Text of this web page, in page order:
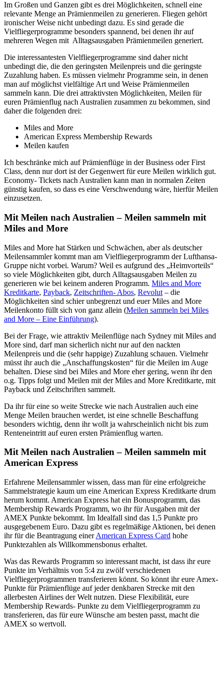
Im Großen und Ganzen gibt es drei Möglichkeiten, schnell eine
relevante Menge an Prämienmeilen zu generieren. Fliegen gehört
ironischer Weise nicht unbedingt dazu. Es sind gerade die
Vielfliegerprogramme besonders spannend, bei denen ihr auf
mehreren Wegen mit Alltagsausgaben Prämienmeilen generiert.
Die interessantesten Vielfliegerprogramme sind daher nicht
unbedingt die, die den geringsten Meilenpreis und die geringste
Zuzahlung haben. Es müssen vielmehr Programme sein, in denen
man auf möglichst vielfältige Art und Weise Prämienmeilen
sammeln kann. Die drei attraktivsten Möglichkeiten, Meilen für
euren Prämienflug nach Australien zusammen zu bekommen, sind
daher die folgenden drei:
Miles and More
American Express Membership Rewards
Meilen kaufen
Ich beschränke mich auf Prämienflüge in der Business oder First
Class, denn nur dort ist der Gegenwert für eure Meilen wirklich gut.
Economy- Tickets nach Australien kann man in normalen Zeiten
günstig kaufen, so dass es eine Verschwendung wäre, hierfür Meilen
einzusetzen.
Mit Meilen nach Australien – Meilen sammeln mit
Miles and More
Miles and More hat Stärken und Schwächen, aber als deutscher
Meilensammler kommt man am Vielfliegerprogramm der Lufthansa-
Gruppe nicht vorbei. Warum? Weil es aufgrund des „Heimvorteils“
so viele Möglichkeiten gibt, durch Alltagsausgaben Meilen zu
generieren wie bei keinem anderen Programm. Miles and More
Kreditkarte, Payback, Zeitschriften- Abos, Revolut – die
Möglichkeiten sind schier unbegrenzt und euer Miles and More
Meilenkonto füllt sich von ganz allein (Meilen sammeln bei Miles
and More – Eine Einführung).
Bei der Frage, wie attraktiv Meilenflüge nach Sydney mit Miles and
More sind, darf man sicherlich nicht nur auf den nackten
Meilenpreis und die (sehr happige) Zuzahlung schauen. Vielmehr
müsst ihr auch die „Anschaffungskosten“ für die Meilen im Auge
behalten. Diese sind bei Miles and More eher gering, wenn ihr den
o.g. Tipps folgt und Meilen mit der Miles and More Kreditkarte, mit
Payback und Zeitschriften sammelt.
Da ihr für eine so weite Strecke wie nach Australien auch eine
Menge Meilen brauchen werdet, ist eine schnelle Beschaffung
besonders wichtig, denn ihr wollt ja wahrscheinlich nicht bis zum
Renteneintritt auf euren ersten Prämienflug warten.
Mit Meilen nach Australien – Meilen sammeln mit
American Express
Erfahrene Meilensammler wissen, dass man für eine erfolgreiche
Sammelstrategie kaum um eine American Express Kreditkarte drum
herum kommt. American Express hat ein Bonusprogramm, das
Membership Rewards Programm, wo ihr für Ausgaben mit der
AMEX Punkte bekommt. Im Idealfall sind das 1,5 Punkte pro
ausgegebenem Euro. Dazu gibt es regelmäßige Aktionen, bei denen
ihr für die Beantragung einerAmerican Express Card hohe
Punktezahlen als Willkommensbonus erhaltet.
Was das Rewards Programm so interessant macht, ist dass ihr eure
Punkte im Verhältnis von 5:4 zu zwölf verschiedenen
Vielfliegerprogrammen transferieren könnt. So könnt ihr eure Amex-
Punkte für Prämienflüge auf jeder denkbaren Strecke mit den
allerbesten Airlines der Welt nutzen. Diese Flexibilität, eure
Membership Rewards- Punkte zu dem Vielfliegerprogramm zu
transferieren, das für eure Wünsche am besten passt, macht die
AMEX so wertvoll.